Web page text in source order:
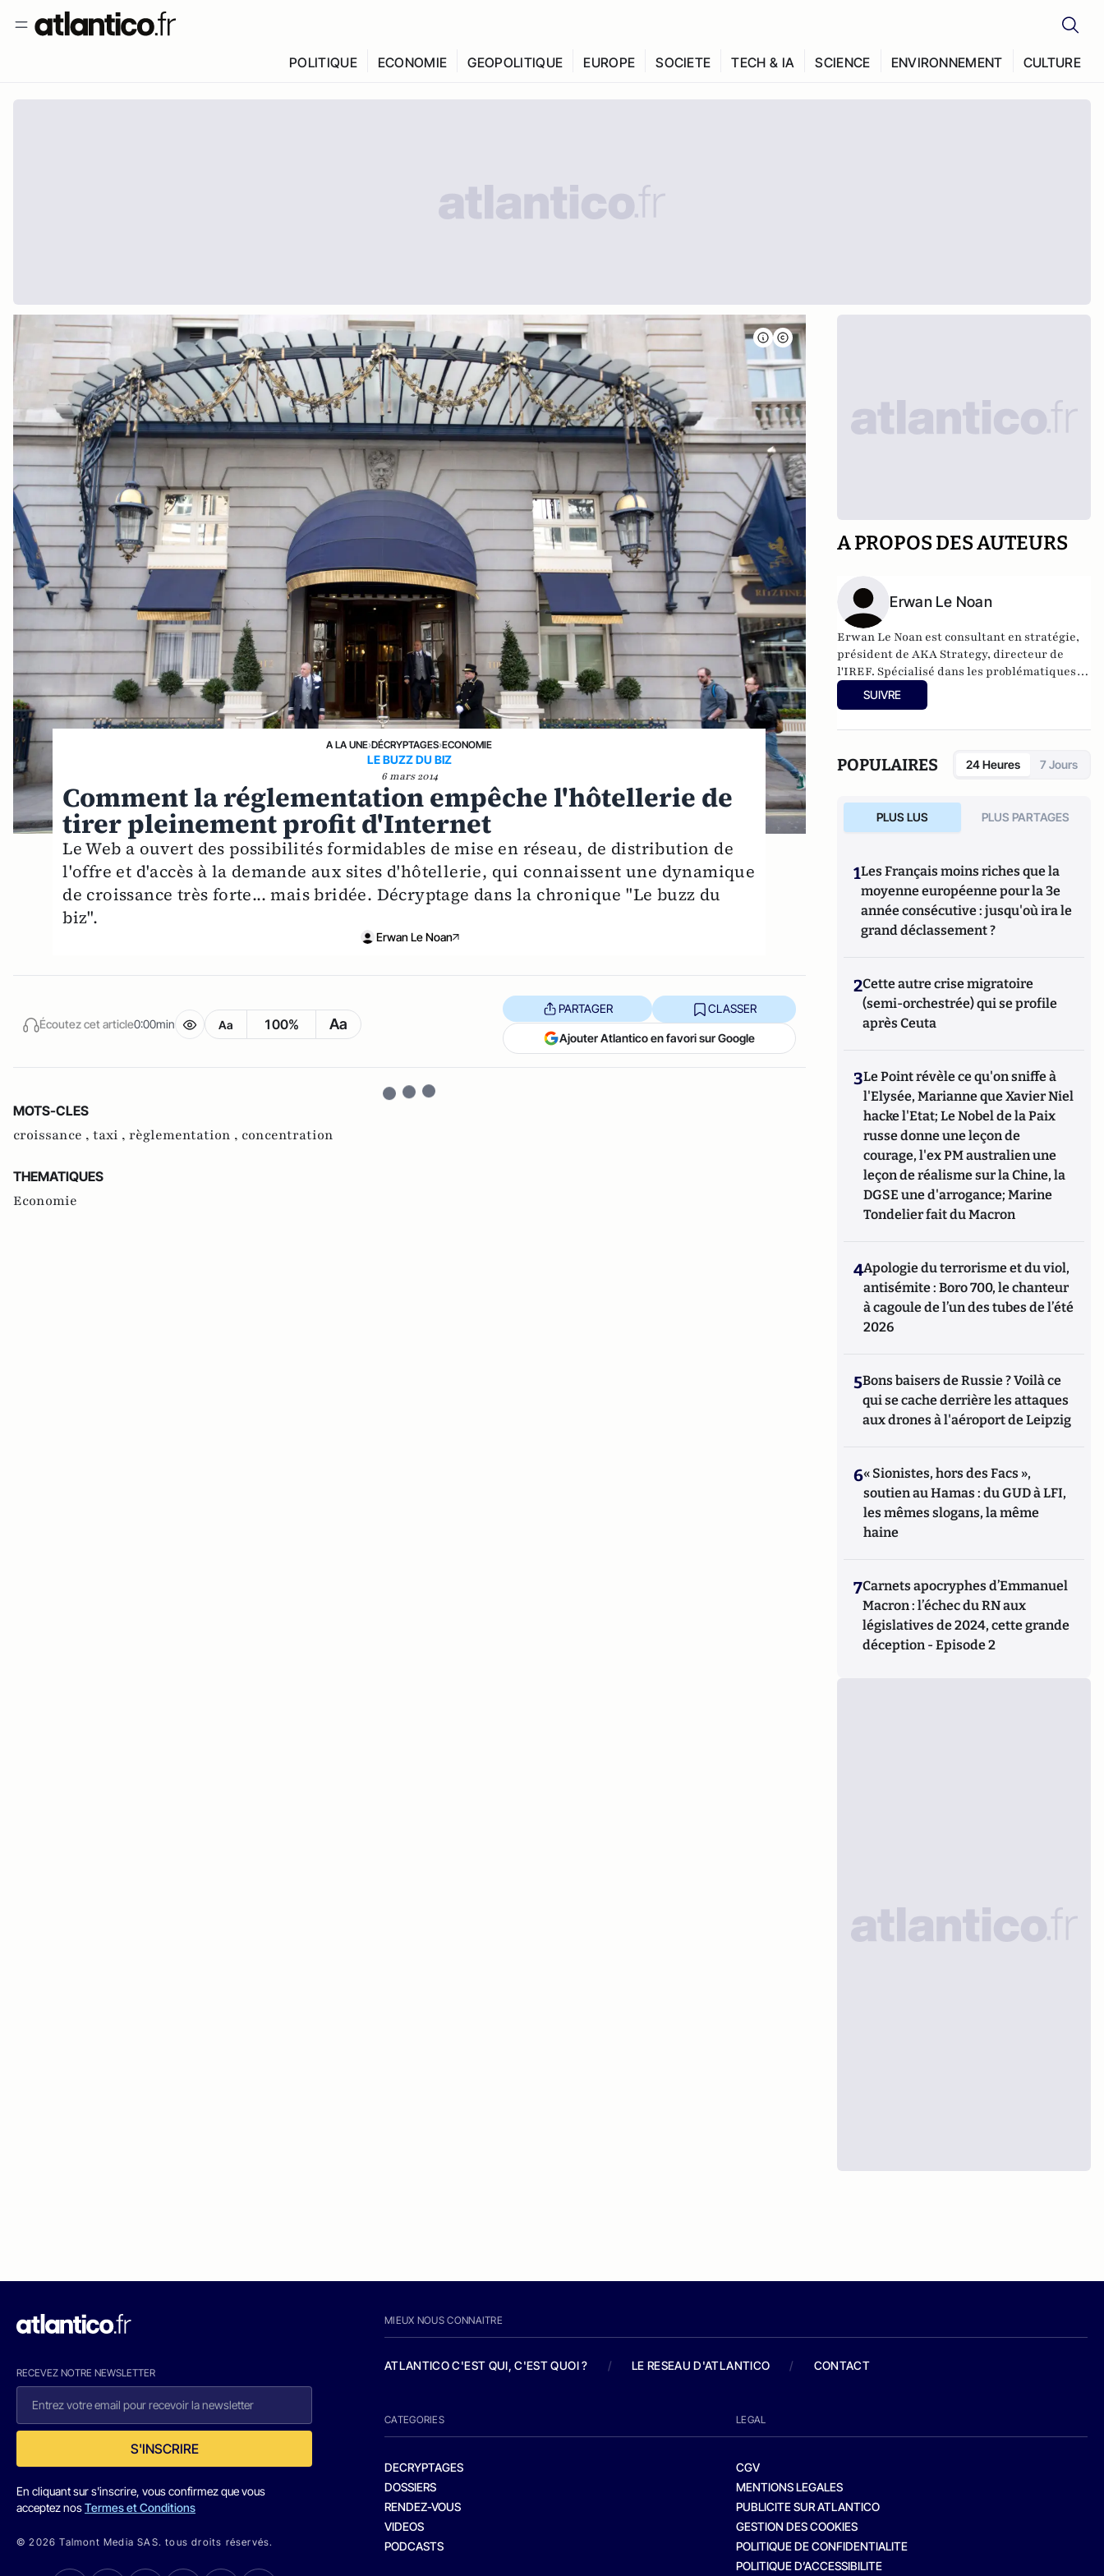
POLITIQUE ECONOMIE GEOPOLITIQUE EUROPE SOCIETE TECH & IA SCIENCE ENVIRONNEMENT CULTURE
A LA UNE›DÉCRYPTAGES›ECONOMIE
LE BUZZ DU BIZ
6 mars 2014
Comment la réglementation empêche l'hôtellerie de
tirer pleinement profit d'Internet
Le Web a ouvert des possibilités formidables de mise en réseau, de distribution de
l'offre et d'accès à la demande aux sites d'hôtellerie, qui connaissent une dynamique
de croissance très forte... mais bridée. Décryptage dans la chronique "Le buzz du
biz".
Erwan Le Noan
Écoutez cet article0:00min Aa 100% Aa
PARTAGER CLASSER
Ajouter Atlantico en favori sur Google
MOTS-CLES
croissance , taxi , règlementation , concentration
THEMATIQUES
Economie
A PROPOS DES AUTEURS
Erwan Le Noan
Erwan Le Noan est consultant en stratégie,
président de AKA Strategy, directeur de
l'IREF. Spécialisé dans les problématiques
de régulation et de stratégies d'influence, il
a enseigné le droit et l'économie à Sciences
SUIVRE
POPULAIRES 24 Heures 7 Jours
PLUS LUS PLUS PARTAGES
1Les Français moins riches que la
moyenne européenne pour la 3e
année consécutive : jusqu'où ira le
grand déclassement ?
2Cette autre crise migratoire
(semi-orchestrée) qui se profile
après Ceuta
3Le Point révèle ce qu'on sniffe à
l'Elysée, Marianne que Xavier Niel
hacke l'Etat; Le Nobel de la Paix
russe donne une leçon de
courage, l'ex PM australien une
leçon de réalisme sur la Chine, la
DGSE une d'arrogance; Marine
Tondelier fait du Macron
4Apologie du terrorisme et du viol,
antisémite : Boro 700, le chanteur
à cagoule de l’un des tubes de l’été
2026
5Bons baisers de Russie ? Voilà ce
qui se cache derrière les attaques
aux drones à l'aéroport de Leipzig
6« Sionistes, hors des Facs »,
soutien au Hamas : du GUD à LFI,
les mêmes slogans, la même
haine
7Carnets apocryphes d’Emmanuel
Macron : l’échec du RN aux
législatives de 2024, cette grande
déception - Episode 2
RECEVEZ NOTRE NEWSLETTER
S'INSCRIRE
En cliquant sur s'inscrire, vous confirmez que vous
acceptez nosTermes et Conditions
© 2026 Talmont Media SAS. tous droits réservés.
MIEUX NOUS CONNAITRE
ATLANTICO C'EST QUI, C'EST QUOI ? / LE RESEAU D'ATLANTICO / CONTACT
CATEGORIES
DECRYPTAGES
DOSSIERS
RENDEZ-VOUS
VIDEOS
PODCASTS
LEGAL
CGV
MENTIONS LEGALES
PUBLICITE SUR ATLANTICO
GESTION DES COOKIES
POLITIQUE DE CONFIDENTIALITE
POLITIQUE D’ACCESSIBILITE